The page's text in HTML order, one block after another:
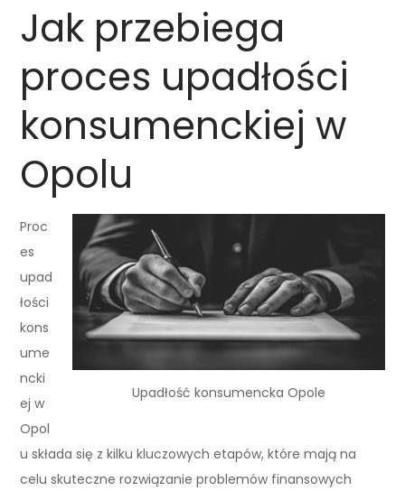
Jak przebiega
proces upadłości
konsumenckiej w
Opolu
Upadłość konsumencka Opole
Proc
es
upad
łości
kons
ume
ncki
ej w
Opol
u składa się z kilku kluczowych etapów, które mają na
celu skuteczne rozwiązanie problemów finansowych